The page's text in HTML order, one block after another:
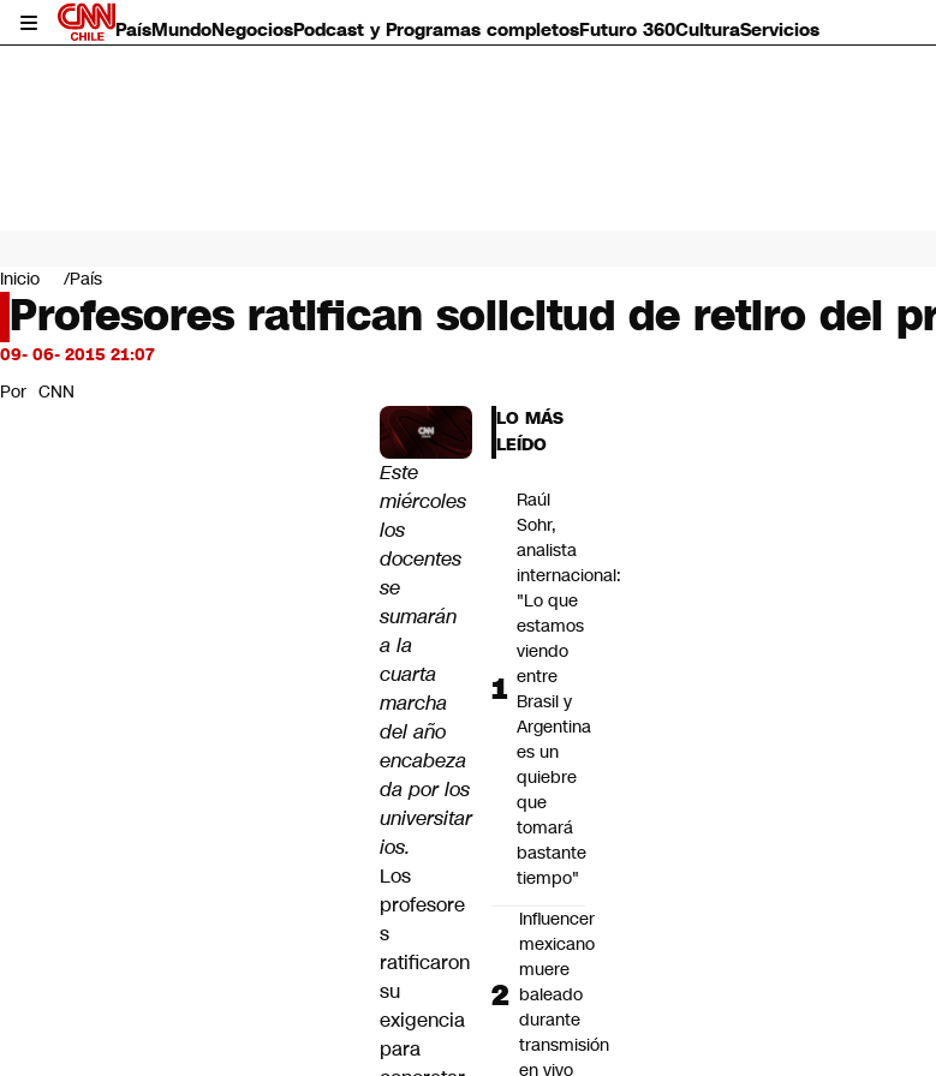
PaísMundoNegociosPodcast y Programas completosFuturo 360CulturaServicios
Mundo
Negocios
Deportes
Programas completos
Servicios
Inicio País
Profesores ratifican solicitud de retiro del
09- 06- 2015 21:07
Por CNN
Este
miércoles
los
docentes
se
sumarán
a la
cuarta
marcha
del año
encabeza
da por los
universitar
ios.
Los
profesore
s
ratificaron
su
exigencia
para
LO MÁS
LEÍDO
Raúl
Sohr,
analista
internacional:
"Lo que
estamos
viendo
entre
Brasil y
Argentina
es un
quiebre
que
tomará
bastante
tiempo"
Influencer
mexicano
muere
baleado
durante
transmisión
en vivo